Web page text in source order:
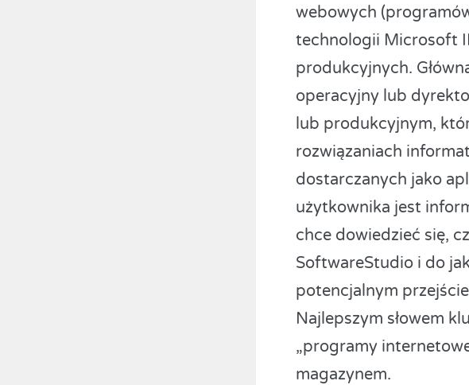
webowych
technologii Microsoft
produkcyjnych.
operacyjny lub
lub produkcyjnym,
rozwiązaniach
dostarczanych jako
użytkownika jest
chce dowiedzieć się,
SoftwareStudio i do
potencjalnym
Najlepszym słowem
„programy
magazynem.